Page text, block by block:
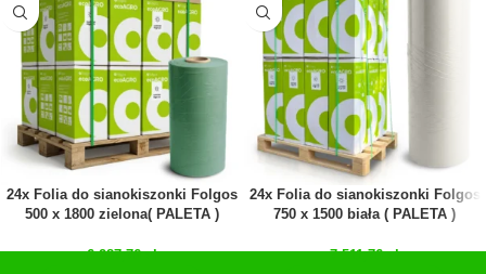
24x Folia do sianokiszonki Folgos
500 x 1800 zielona( PALETA )
6 287,76zł
24x Folia do sianokiszonki Folgos
750 x 1500 biała ( PALETA )
7 511,76zł